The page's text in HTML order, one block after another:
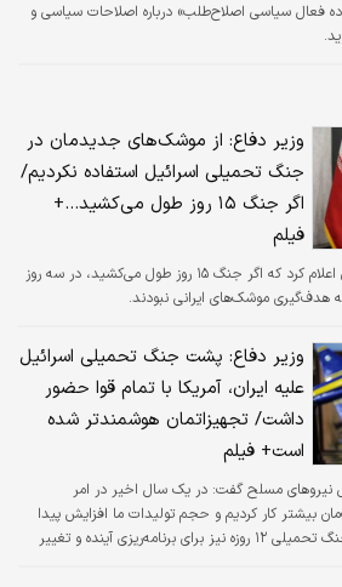
فعال سیاسی اصلاح‌طلب» درباره اصلاحات سیاسی و
وزیر دفاع: از موشک‌های جدیدمان در
جنگ تحمیلی اسرائیل استفاده نکردیم/
اگر جنگ ۱۵ روز طول می‌کشید...+
فیلم
وزیر دفاع ایران اعلام کرد که اگر جنگ ۱۵ روز طول می‌کشید، در سه روز
هدف‌گیری موشک‌های ایرانی نبودند.
وزیر دفاع: پشت جنگ تحمیلی اسرائیل
علیه ایران، آمریکا با تمام قوا حضور
داشت/ تجهیزاتمان هوشمندتر شده
است+ فیلم
نیروهای مسلح گفت: در یک سال اخیر در امر
بیشتر کار کردیم و حجم تولیدات ما افزایش پیدا
کرده است و از تجربه‌های جنگ تحمیلی ۱۲ روزه نیز برای برنامه‌ریزی آینده و تغییر